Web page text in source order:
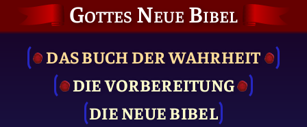
Gottes Neue Bibel
DAS BUCH DER WAHRHEIT
DIE VOR­BEREITUNG
DIE NEUE BIBEL